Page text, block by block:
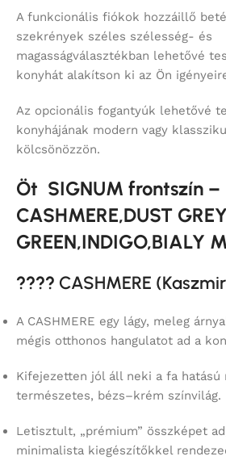
A funkcionális fiókok hozzáillő
szekrények széles szélesség- és
magasságválasztékban lehetővé
konyhát alakítson ki az Ön
Az opcionális fogantyúk lehetővé
konyhájának modern vagy
kölcsönözzön.
Öt SIGNUM frontszín –
CASHMERE,DUST
GREEN,INDIGO,BIALY
???? CASHMERE
A CASHMERE egy lágy, meleg
mégis otthonos hangulatot ad a
Kifejezetten jól áll neki a fa hatású
természetes, bézs–krém színvilág.
Letisztult, „prémium” összképet
minimalista kiegészítőkkel